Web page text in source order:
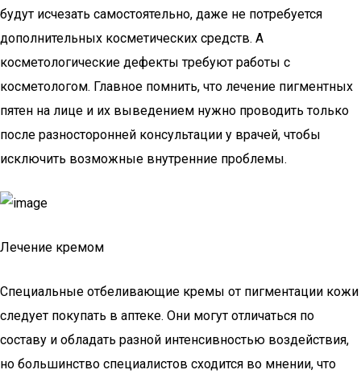
будут исчезать самостоятельно, даже не потребуется
дополнительных косметических средств. А
косметологические дефекты требуют работы с
косметологом. Главное помнить, что лечение пигментных
пятен на лице и их выведением нужно проводить только
после разносторонней консультации у врачей, чтобы
исключить возможные внутренние проблемы.
Лечение кремом
Специальные отбеливающие кремы от пигментации кожи
следует покупать в аптеке. Они могут отличаться по
составу и обладать разной интенсивностью воздействия,
но большинство специалистов сходится во мнении, что